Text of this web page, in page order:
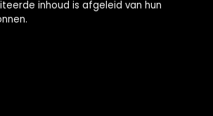
inhoud is afgeleid van hun